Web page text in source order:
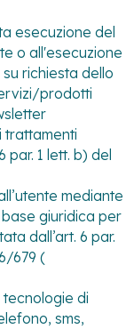
esecuzione del
o all'esecuzione
richiesta dello
prodotti
trattamenti
1 lett. b) del
mediante
giuridica per
dall’art. 6 par.
679 (
di
sms,